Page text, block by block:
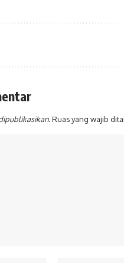
Ruas yang wajib